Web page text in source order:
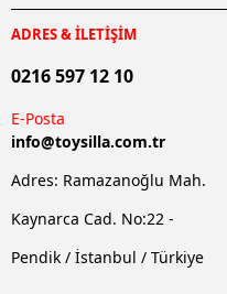
ADRES & İLETİŞİM
0216 597 12 10
E-Posta
info@toysilla.com.tr
Adres: Ramazanoğlu Mah.
Kaynarca Cad. No:22 -
Pendik / İstanbul / Türkiye